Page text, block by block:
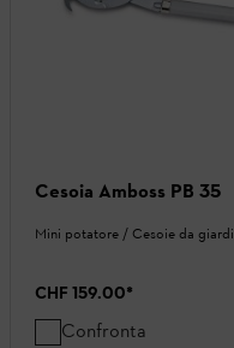
Cesoia Amboss PB 35
Mini potatore / Cesoie da
CHF 159.00*
Confronta